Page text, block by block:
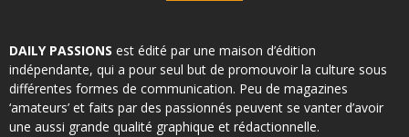
DAILY PASSIONS est édité par une maison d’édition
indépendante, qui a pour seul but de promouvoir la culture sous
différentes formes de communication. Peu de magazines
‘amateurs’ et faits par des passionnés peuvent se vanter d’avoir
une aussi grande qualité graphique et rédactionnelle.